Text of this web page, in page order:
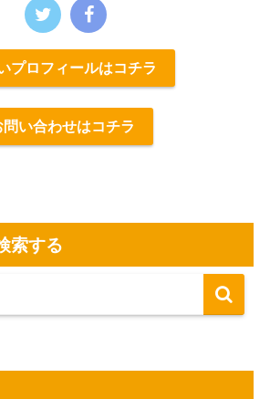
プロフィールはコチラ
問い合わせはコチラ
索する